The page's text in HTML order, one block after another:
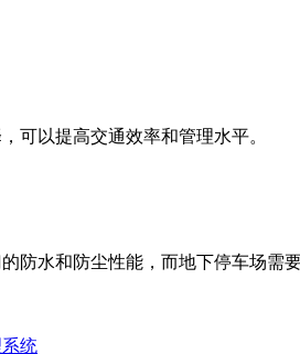
以提高交通效率和管理水平。
水和防尘性能，而地下停车场需要